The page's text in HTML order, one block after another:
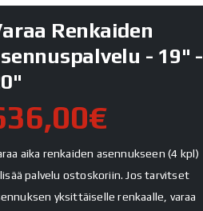
Renkaiden
- 19" -
aika renkaiden asennukseen (4 kpl)
palvelu ostoskoriin. Jos tarvitset
yksittäiselle renkaalle, varaa